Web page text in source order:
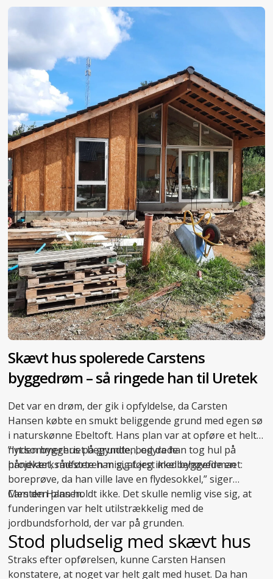
Skævt hus spolerede Carstens
byggedrøm – så ringede han til Uretek
Det var en drøm, der gik i opfyldelse, da Carsten
Hansen købte en smukt beliggende grund med egen sø
i naturskønne Ebeltoft. Hans plan var at opføre et helt
nyt sommerhus på grunden, og da han tog hul på
projektet, rådførte han sig først med byggefirmaet:
”Inden byggeriet begyndte, bedyrede
håndværksmesteren mig, at jeg ikke behøvede en
boreprøve, da han ville lave en flydesokkel,” siger
Carsten Hansen.
Men den plan holdt ikke. Det skulle nemlig vise sig, at
funderingen var helt utilstrækkelig med de
jordbundsforhold, der var på grunden.
Stod pludselig med skævt hus
Straks efter opførelsen, kunne Carsten Hansen
konstatere, at noget var helt galt med huset. Da han